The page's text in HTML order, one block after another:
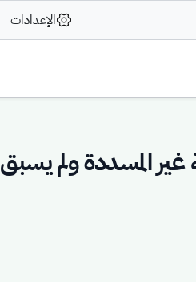
الإعدادات
غير المسددة ولم يسبق